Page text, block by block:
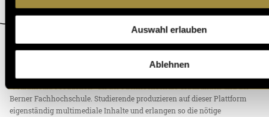
Auswahl erlauben
Ablehnen
«Multimedia Production» an der Fachhochschule Graubünden und der
Berner Fachhochschule. Studierende produzieren auf dieser Plattform
eigenständig multimediale Inhalte und erlangen so die nötige